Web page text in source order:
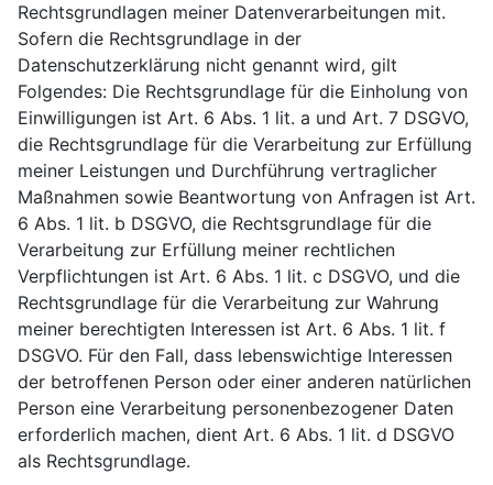
Rechtsgrundlagen meiner Datenverarbeitungen mit.
Sofern die Rechtsgrundlage in der
Datenschutzerklärung nicht genannt wird, gilt
Folgendes: Die Rechtsgrundlage für die Einholung von
Einwilligungen ist Art. 6 Abs. 1 lit. a und Art. 7 DSGVO,
die Rechtsgrundlage für die Verarbeitung zur Erfüllung
meiner Leistungen und Durchführung vertraglicher
Maßnahmen sowie Beantwortung von Anfragen ist Art.
6 Abs. 1 lit. b DSGVO, die Rechtsgrundlage für die
Verarbeitung zur Erfüllung meiner rechtlichen
Verpflichtungen ist Art. 6 Abs. 1 lit. c DSGVO, und die
Rechtsgrundlage für die Verarbeitung zur Wahrung
meiner berechtigten Interessen ist Art. 6 Abs. 1 lit. f
DSGVO. Für den Fall, dass lebenswichtige Interessen
der betroffenen Person oder einer anderen natürlichen
Person eine Verarbeitung personenbezogener Daten
erforderlich machen, dient Art. 6 Abs. 1 lit. d DSGVO
als Rechtsgrundlage.